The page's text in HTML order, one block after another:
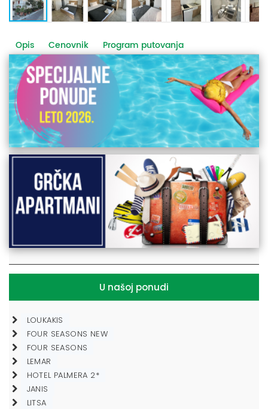
Opis Cenovnik Program putovanja
U našoj ponudi
LOUKAKIS
FOUR SEASONS NEW
FOUR SEASONS
LEMAR
HOTEL PALMERA 2*
JANIS
LITSA